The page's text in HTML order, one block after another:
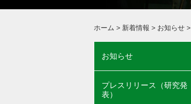
ホーム > 新着情報 > お知らせ >
お知らせ
プレスリリース（研究発
表）